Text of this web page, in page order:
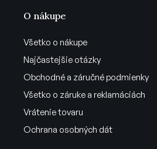
O nákupe
Všetko o nákupe
Najčastejšie otázky
Obchodné a záručné podmienky
Všetko o záruke a reklamáciách
Vrátenie tovaru
Ochrana osobných dát